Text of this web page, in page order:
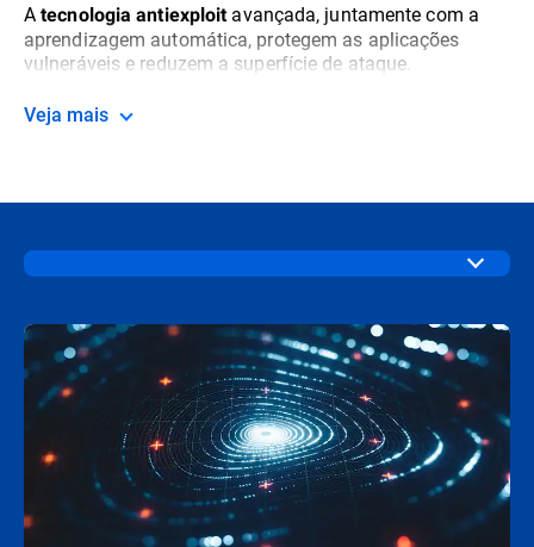
Atecnologia antiexploit avançada, juntamente com a
aprendizagem automática, protegem as aplicações
vulneráveis e reduzem a superfície de ataque.
Veja mais